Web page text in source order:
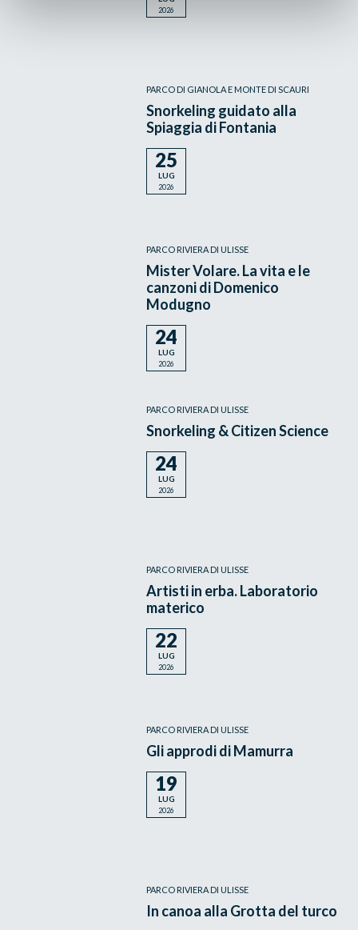
2026
PARCO DI GIANOLA E MONTE DI SCAURI
Snorkeling guidato alla
Spiaggia di Fontania
25
LUG
2026
PARCO RIVIERA DI ULISSE
Mister Volare. La vita e le
canzoni di Domenico
Modugno
24
LUG
2026
PARCO RIVIERA DI ULISSE
Snorkeling & Citizen Science
24
LUG
2026
PARCO RIVIERA DI ULISSE
Artisti in erba. Laboratorio
materico
22
LUG
2026
PARCO RIVIERA DI ULISSE
Gli approdi di Mamurra
19
LUG
2026
PARCO RIVIERA DI ULISSE
In canoa alla Grotta del turco